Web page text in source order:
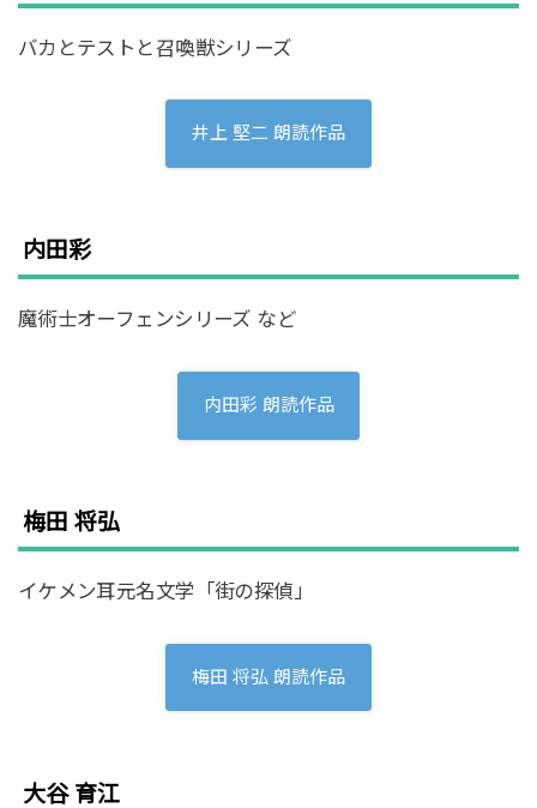
バカとテストと召喚獣シリーズ
井上 堅二 朗読作品
内田彩
魔術士オーフェンシリーズ など
内田彩 朗読作品
梅田 将弘
イケメン耳元名文学「街の探偵」
梅田 将弘 朗読作品
大谷 育江